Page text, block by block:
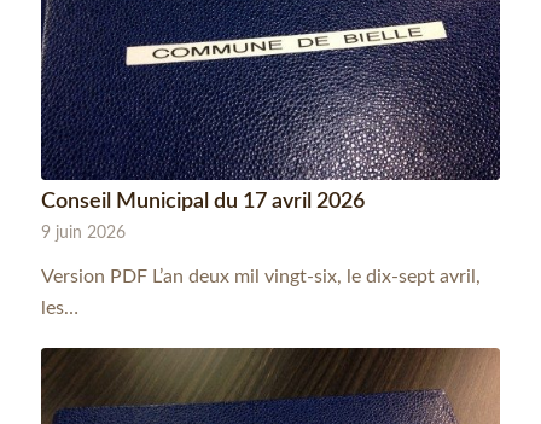
Conseil Municipal du 17 avril 2026
9 juin 2026
Version PDF L’an deux mil vingt-six, le dix-sept avril,
les…